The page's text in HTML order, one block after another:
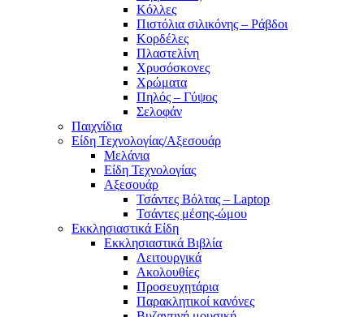
Κόλλες
Πιστόλια σιλικόνης – Ράβδοι
Κορδέλες
Πλαστελίνη
Χρυσόσκονες
Χρώματα
Πηλός – Γύψος
Σελοφάν
Παιχνίδια
Είδη Τεχνολογίας/Αξεσουάρ
Μελάνια
Είδη Τεχνολογίας
Αξεσουάρ
Τσάντες Βόλτας – Laptop
Τσάντες μέσης-ώμου
Εκκλησιαστικά Είδη
Εκκλησιαστικά Βιβλία
Λειτουργικά
Ακολουθίες
Προσευχητάρια
Παρακλητικοί κανόνες